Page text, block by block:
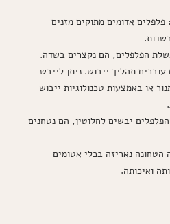
פלפלים אדומים מתוקים מזנים
הפלפלים, הם נקצרים בשדה.
עוברים תהליך ייבוש. ניתן לייבש
או באמצעות טכנולוגיות ייבוש
יבשים לחלוטין, הם נטחנים
הטחונה נאריזה בכלי אטומים
ואיכותה.